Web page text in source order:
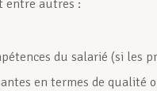
entre autres :
du salarié (si les
en termes de qualité